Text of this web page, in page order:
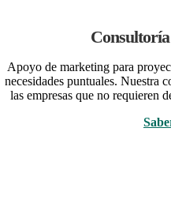
Apoyo de marketing para
necesidades puntuales. Nuestra
las empresas que no requieren